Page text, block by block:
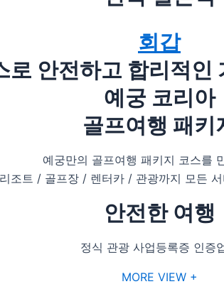
회갑
로 안전하고 합리적인
예궁 코리아
골프여행 패키
예궁만의 골프여행 패키지 코스를
조트 / 골프장 / 렌터카 / 관광까지 모든
안전한 여행
정식 관광 사업등록증 인증
MORE VIEW +